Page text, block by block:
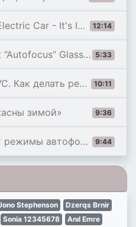
12:14
Car - It's Insane.
5:33
and How They Work
10:11
резкие кадры?
9:36
зимой»
9:44
Sony
Stephenson
Dzerqs Brnir
Sonia 12345678 Anıl Emre